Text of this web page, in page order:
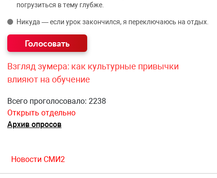
погрузиться в тему глубже.
Никуда — если урок закончился, я переключаюсь на отдых.
Взгляд зумера: как культурные привычки
влияют на обучение
Всего проголосовало: 2238
Открыть отдельно
Архив опросов
Новости СМИ2